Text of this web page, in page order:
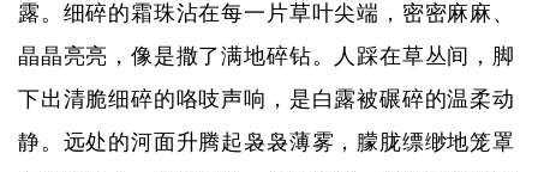
露。细碎的霜珠沾在每一片草叶尖端，密密麻麻、
晶晶亮亮，像是撒了满地碎钻。人踩在草丛间，脚
下出清脆细碎的咯吱声响，是白露被碾碎的温柔动
静。远处的河面升腾起袅袅薄雾，朦胧缥缈地笼罩